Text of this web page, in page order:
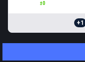
±0
+1